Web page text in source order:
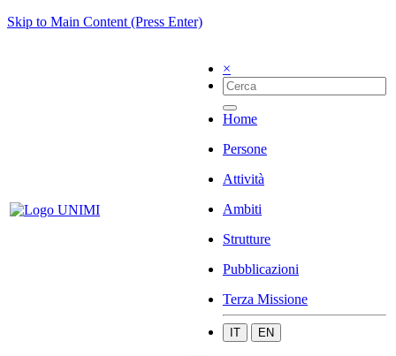
Skip to Main Content (Press Enter)
×
Home
Persone
Attività
Ambiti
Strutture
Pubblicazioni
Terza Missione
IT EN